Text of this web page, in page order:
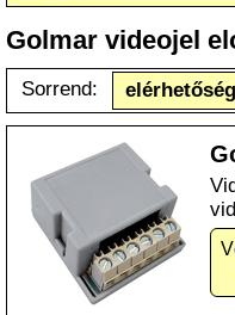
Golmar videojel
Sorrend: elérhetőség